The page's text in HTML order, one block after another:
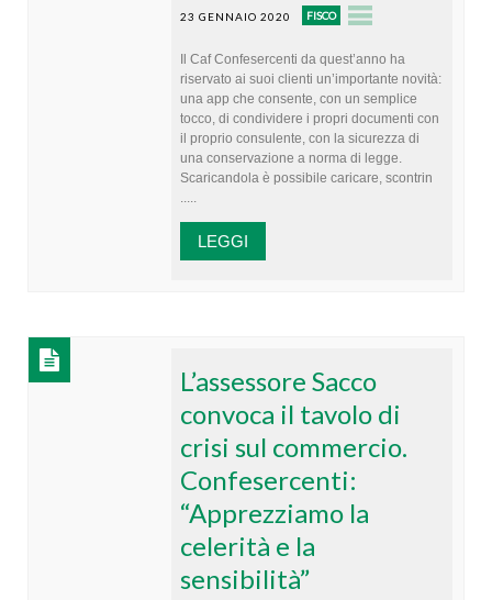
23 GENNAIO 2020 FISCO
Il Caf Confesercenti da quest’anno ha
riservato ai suoi clienti un’importante novità:
una app che consente, con un semplice
tocco, di condividere i propri documenti con
il proprio consulente, con la sicurezza di
una conservazione a norma di legge.
Scaricandola è possibile caricare, scontrin
.....
LEGGI
L’assessore Sacco
convoca il tavolo di
crisi sul commercio.
Confesercenti:
“Apprezziamo la
celerità e la
sensibilità”